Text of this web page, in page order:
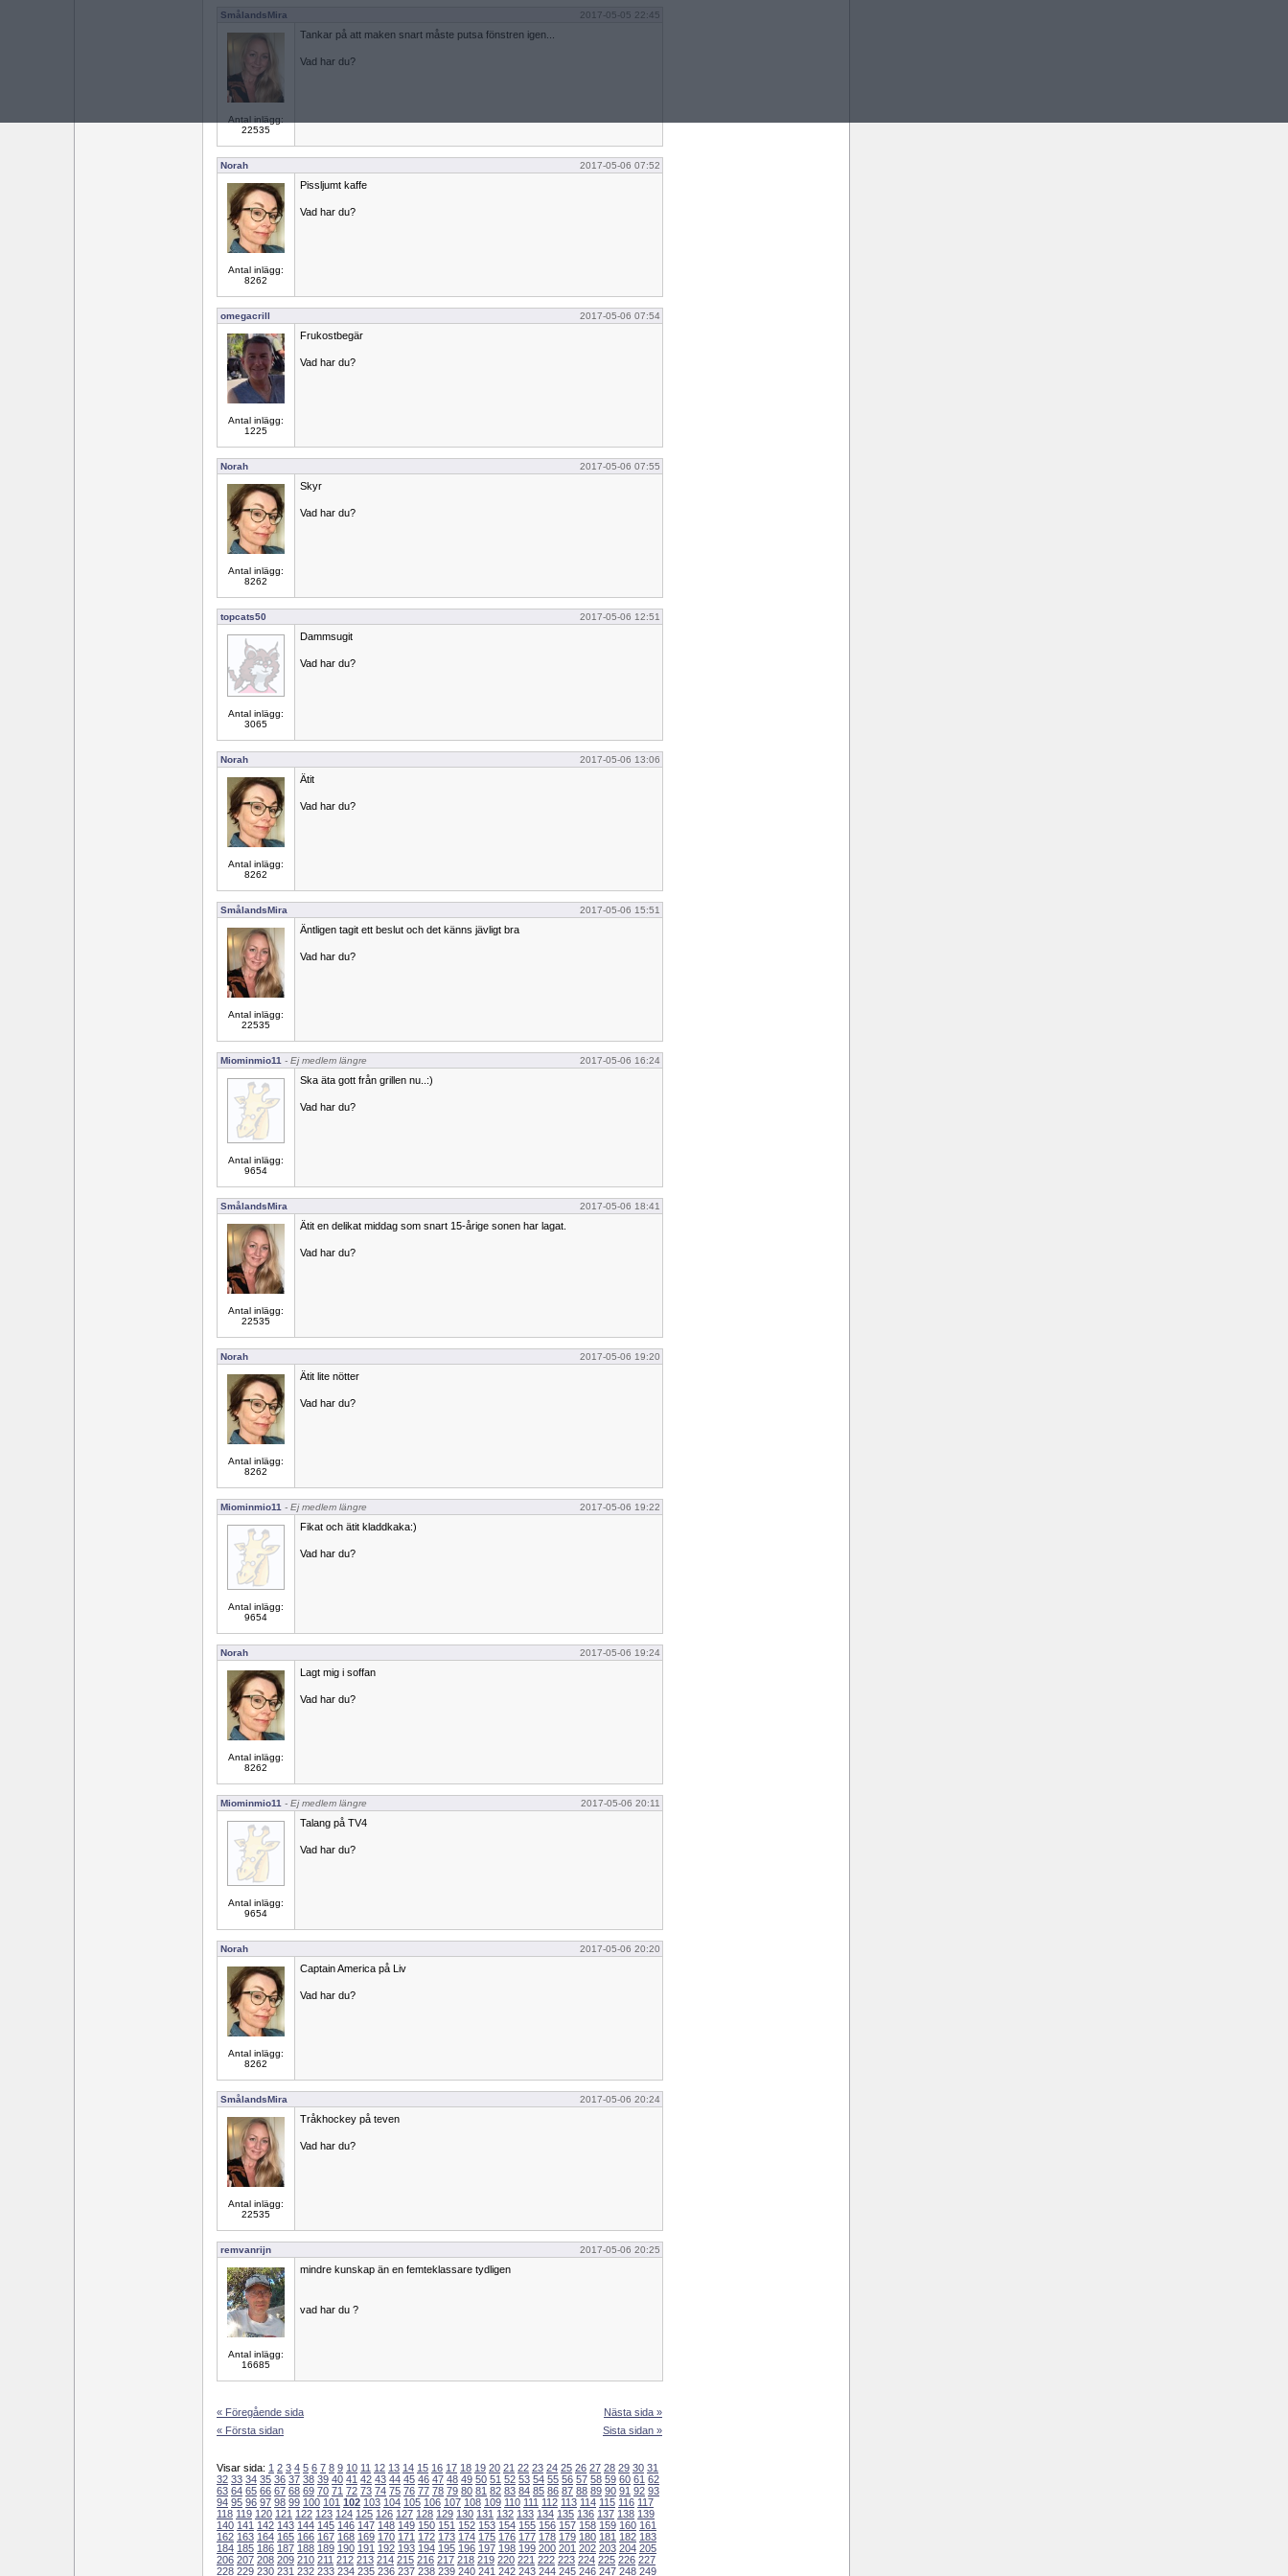
SmålandsMira 2017-05-05 22:45
Antal inlägg:
22535
Tankar på att maken snart måste putsa fönstren igen...
Vad har du?
Norah 2017-05-06 07:52
Antal inlägg:
8262
Pissljumt kaffe
Vad har du?
omegacrill 2017-05-06 07:54
Antal inlägg:
1225
Frukostbegär
Vad har du?
Norah 2017-05-06 07:55
Antal inlägg:
8262
Skyr
Vad har du?
topcats50 2017-05-06 12:51
Antal inlägg:
3065
Dammsugit
Vad har du?
Norah 2017-05-06 13:06
Antal inlägg:
8262
Ätit
Vad har du?
SmålandsMira 2017-05-06 15:51
Antal inlägg:
22535
Äntligen tagit ett beslut och det känns jävligt bra
Vad har du?
Miominmio11 - Ej medlem längre 2017-05-06 16:24
Antal inlägg:
9654
Ska äta gott från grillen nu..:)
Vad har du?
SmålandsMira 2017-05-06 18:41
Antal inlägg:
22535
Ätit en delikat middag som snart 15-årige sonen har lagat.
Vad har du?
Norah 2017-05-06 19:20
Antal inlägg:
8262
Ätit lite nötter
Vad har du?
Miominmio11 - Ej medlem längre 2017-05-06 19:22
Antal inlägg:
9654
Fikat och ätit kladdkaka:)
Vad har du?
Norah 2017-05-06 19:24
Antal inlägg:
8262
Lagt mig i soffan
Vad har du?
Miominmio11 - Ej medlem längre 2017-05-06 20:11
Antal inlägg:
9654
Talang på TV4
Vad har du?
Norah 2017-05-06 20:20
Antal inlägg:
8262
Captain America på Liv
Vad har du?
SmålandsMira 2017-05-06 20:24
Antal inlägg:
22535
Tråkhockey på teven
Vad har du?
remvanrijn 2017-05-06 20:25
Antal inlägg:
16685
mindre kunskap än en femteklassare tydligen
vad har du ?
« Föregående sida
« Första sidan
Nästa sida »
Sista sidan »
Visar sida: 1 2 3 4 5 6 7 8 9 10 11 12 13 14 15 16 17 18 19 20 21 22 23 24 25 26 27 28 29 30 31
32 33 34 35 36 37 38 39 40 41 42 43 44 45 46 47 48 49 50 51 52 53 54 55 56 57 58 59 60 61 62
63 64 65 66 67 68 69 70 71 72 73 74 75 76 77 78 79 80 81 82 83 84 85 86 87 88 89 90 91 92 93
94 95 96 97 98 99 100 101 102 103 104 105 106 107 108 109 110 111 112 113 114 115 116 117
118 119 120 121 122 123 124 125 126 127 128 129 130 131 132 133 134 135 136 137 138 139
140 141 142 143 144 145 146 147 148 149 150 151 152 153 154 155 156 157 158 159 160 161
162 163 164 165 166 167 168 169 170 171 172 173 174 175 176 177 178 179 180 181 182 183
184 185 186 187 188 189 190 191 192 193 194 195 196 197 198 199 200 201 202 203 204 205
206 207 208 209 210 211 212 213 214 215 216 217 218 219 220 221 222 223 224 225 226 227
228 229 230 231 232 233 234 235 236 237 238 239 240 241 242 243 244 245 246 247 248 249